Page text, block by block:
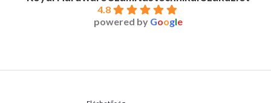
4.8
powered by Google